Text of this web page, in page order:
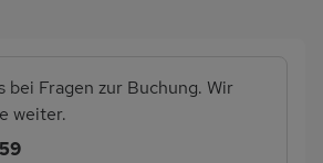
bei Fragen zur Buchung. Wir
weiter.